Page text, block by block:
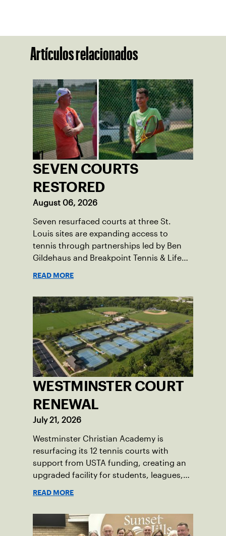
Artículos relacionados
SEVEN COURTS
RESTORED
August 06, 2026
Seven resurfaced courts at three St.
Louis sites are expanding access to
tennis through partnerships led by Ben
Gildehaus and Breakpoint Tennis & Life
READ MORE
WESTMINSTER COURT
RENEWAL
July 21, 2026
Westminster Christian Academy is
resurfacing its 12 tennis courts with
support from USTA funding, creating an
upgraded facility for students, leagues,
READ MORE